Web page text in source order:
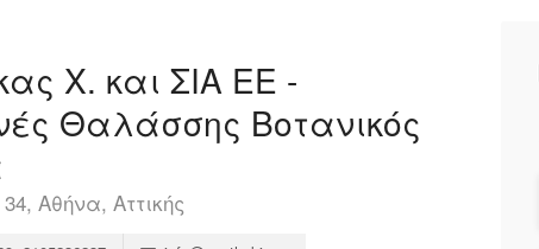
Χ. και ΣΙΑ ΕΕ -
Θαλάσσης Βοτανικός
Αθήνα, Αττικής